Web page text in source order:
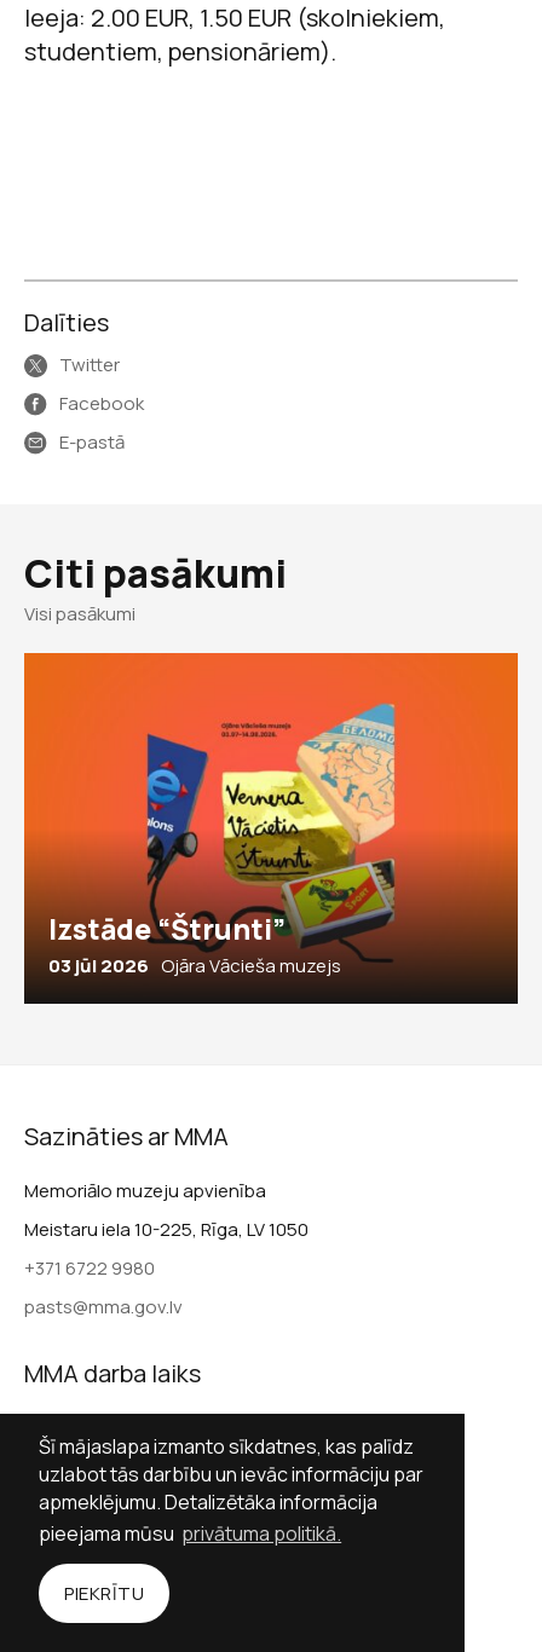
Šī mājaslapa izmanto sīkdatnes, kas palīdz
uzlabot tās darbību un ievāc informāciju par
apmeklējumu. Detalizētāka informācija
pieejama mūsu privātuma politikā.
PIEKRĪTU
Ieeja: 2.00 EUR, 1.50 EUR (skolniekiem,
studentiem, pensionāriem).
Dalīties
Twitter
Facebook
E-pastā
Citi pasākumi
Visi pasākumi
Izstāde “Štrunti”
03 jūl 2026 Ojāra Vācieša muzejs
Sazināties ar MMA
Memoriālo muzeju apvienība
Meistaru iela 10-225, Rīga, LV 1050
+371 6722 9980
pasts@mma.gov.lv
MMA darba laiks
Sestdienās slēgts
Svētdienās slēgts
Sekot MMA
Facebook